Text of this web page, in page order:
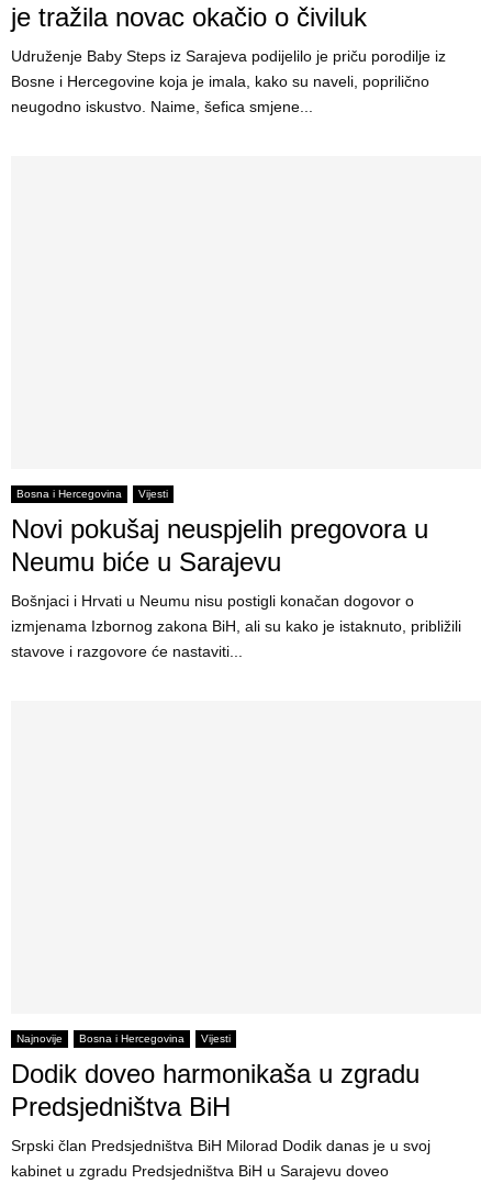
je tražila novac okačio o čiviluk
Udruženje Baby Steps iz Sarajeva podijelilo je priču porodilje iz
Bosne i Hercegovine koja je imala, kako su naveli, poprilično
neugodno iskustvo. Naime, šefica smjene...
Bosna i Hercegovina Vijesti
Novi pokušaj neuspjelih pregovora u
Neumu biće u Sarajevu
Bošnjaci i Hrvati u Neumu nisu postigli konačan dogovor o
izmjenama Izbornog zakona BiH, ali su kako je istaknuto, približili
stavove i razgovore će nastaviti...
Najnovije Bosna i Hercegovina Vijesti
Dodik doveo harmonikaša u zgradu
Predsjedništva BiH
Srpski član Predsjedništva BiH Milorad Dodik danas je u svoj
kabinet u zgradu Predsjedništva BiH u Sarajevu doveo